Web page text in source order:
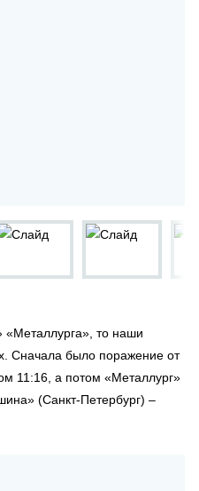
«Металлурга», то наши
Сначала было поражение от
11:16, а потом «Металлург»
(Санкт-Петербург) –